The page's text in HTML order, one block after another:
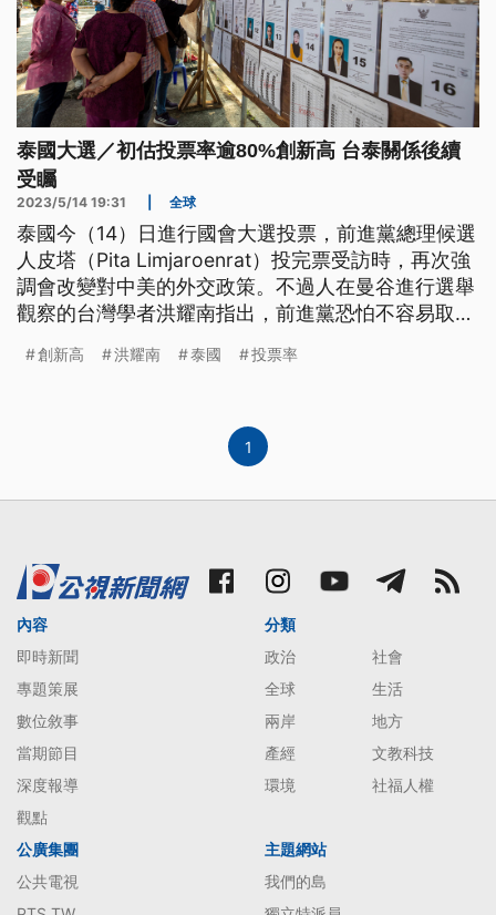
泰國大選／初估投票率逾80%創新高 台泰關係後續
受矚
2023/5/14 19:31 全球
泰國今（14）日進行國會大選投票，前進黨總理候選
人皮塔（Pita Limjaroenrat）投完票受訪時，再次強
調會改變對中美的外交政策。不過人在曼谷進行選舉
觀察的台灣學者洪耀南指出，前進黨恐怕不容易取得
創新高 洪耀南 泰國 投票率
1
內容
即時新聞
專題策展
數位敘事
當期節目
深度報導
觀點
分類
政治
社會
全球
生活
兩岸
地方
產經
文教科技
環境
社福人權
公廣集團
公共電視
主題網站
我們的島